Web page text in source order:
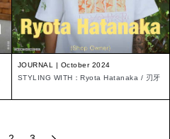
JOURNAL | October 2024
STYLING WITH：Ryota Hatanaka / 刃牙